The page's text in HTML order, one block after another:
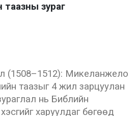
зураг
(1508–1512): Микеланжело
таазыг 4 жил зарцуулан
зураглал нь Библийн
харуулдаг бөгөөд